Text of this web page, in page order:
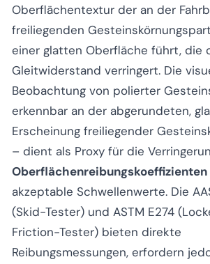
Oberflächentextur der an der
freiliegenden
einer glatten Oberfläche führt, die
Gleitwiderstand verringert. Die
Beobachtung von polierter
erkennbar an der abgerundeten,
Erscheinung freiliegender
– dient als Proxy für die
Oberflächenreibungskoeffizienten
akzeptable Schwellenwerte. Die
(Skid-Tester) und ASTM E274
Friction-Tester) bieten direkte
Reibungsmessungen, erfordern